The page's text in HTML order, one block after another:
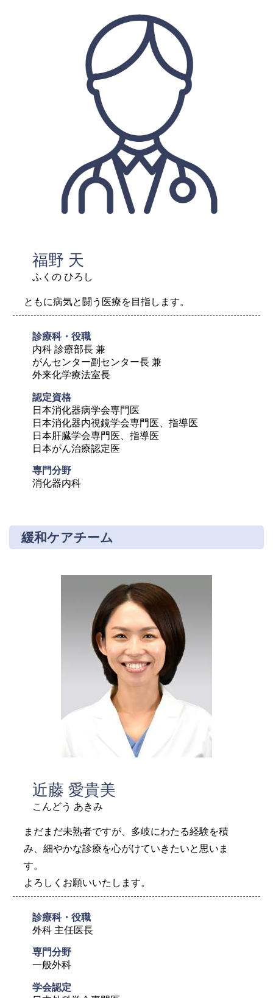
福野 天
ふくの ひろし
ともに病気と闘う医療を目指します。
診療科・役職
内科 診療部長 兼
がんセンター副センター長 兼
外来化学療法室長
日本消化器病学会専門医
日本消化器内視鏡学会専門医、指導医
日本肝臓学会専門医、指導医
日本がん治療認定医
専門分野
消化器内科
緩和ケアチーム
近藤 愛貴美
こんどう あきみ
まだまだ未熟者ですが、多岐にわたる経験を積
み、細やかな診療を心がけていきたいと思いま
す。
よろしくお願いいたします。
診療科・役職
外科 主任医長
専門分野
一般外科
学会認定